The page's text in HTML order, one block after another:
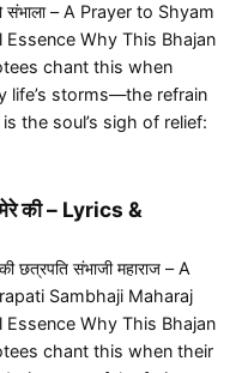
संभाला – A Prayer to Shyam
Essence Why This Bhajan
chant this when
life’s storms—the refrain
is the soul’s sigh of relief:
की – Lyrics &
छत्रपति संभाजी महाराज – A
Sambhaji Maharaj
Essence Why This Bhajan
chant this when their